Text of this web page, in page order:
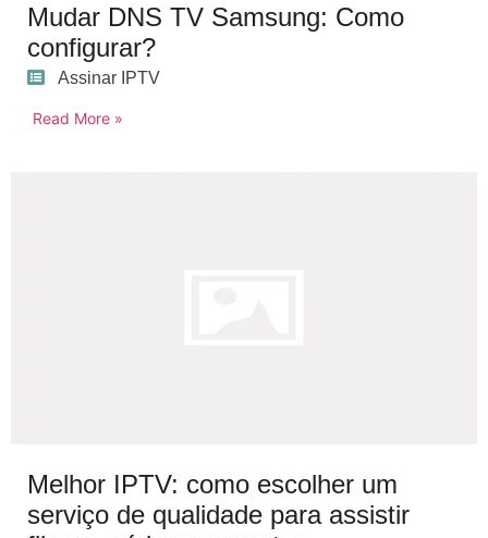
Mudar DNS TV Samsung: Como
configurar?
Assinar IPTV
Read More »
Melhor IPTV: como escolher um
serviço de qualidade para assistir